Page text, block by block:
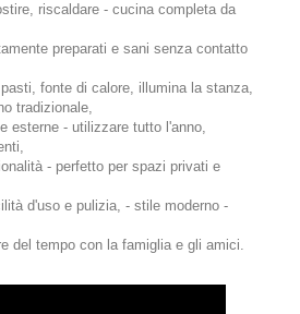
riscaldare - cucina completa da
preparati e sani senza contatto
fonte di calore, illumina la stanza,
tradizionale,
esterne - utilizzare tutto l'anno,
- perfetto per spazi privati ​​e
d'uso e pulizia, - stile moderno -
del tempo con la famiglia e gli amici.